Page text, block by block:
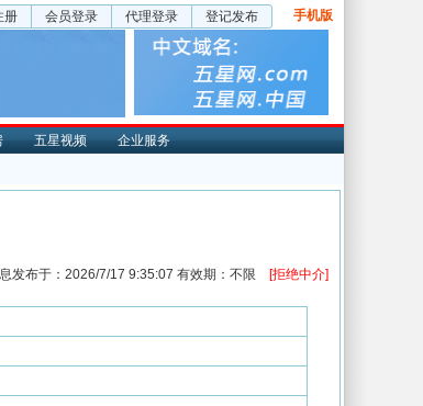
册 会员登录 代理登录 登记发布 手机版
五星视频
企业服务
发布于：2026/7/17 9:35:07 有效期：不限 [拒绝中介]